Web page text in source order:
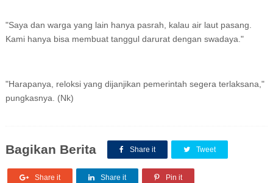
"Saya dan warga yang lain hanya pasrah, kalau air laut pasang.
Kami hanya bisa membuat tanggul darurat dengan swadaya."
"Harapanya, reloksi yang dijanjikan pemerintah segera terlaksana,"
pungkasnya. (Nk)
Bagikan Berita Share it Tweet
Share it Share it Pin it